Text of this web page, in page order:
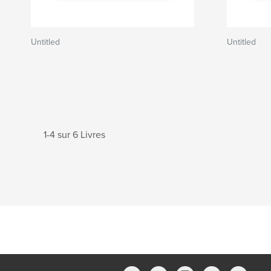
Untitled Untitled
1-4 sur 6 Livres